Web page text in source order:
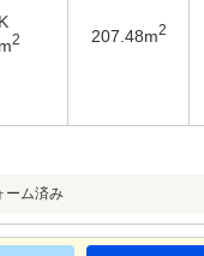
2 207.48m2
ーム済み